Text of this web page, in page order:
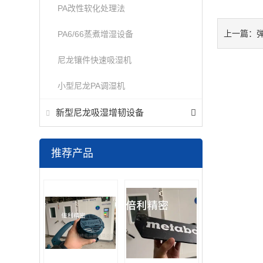
PA改性软化处理法
PA6/66蒸煮增湿设备
尼龙镶件快速吸湿机
小型尼龙PA调湿机
新型尼龙吸湿增韧设备
推荐产品
上一篇：